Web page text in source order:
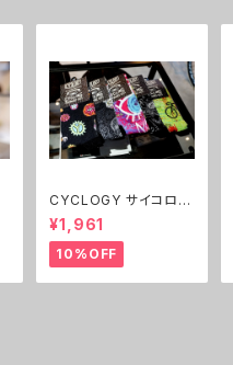
CYCLOGY サイコロジ
ー サイクリングソック
ス
¥1,961
10%OFF